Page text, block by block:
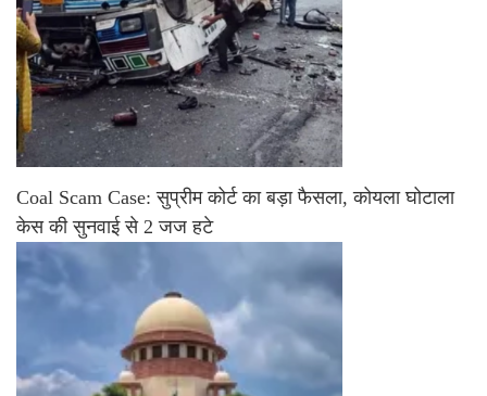
Coal Scam Case: सुप्रीम कोर्ट का बड़ा फैसला, कोयला घोटाला
केस की सुनवाई से 2 जज हटे